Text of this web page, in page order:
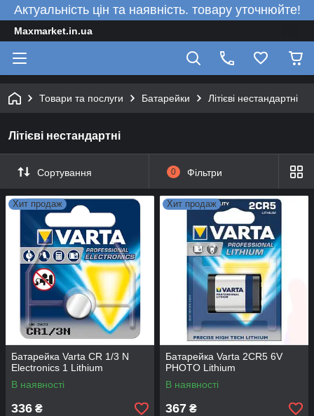
Актуальність цін та наявність. товару уточнюйте!
Maxmarket.in.ua
Товари та послуги Батарейки Літієві нестандартні
Літієві нестандартні
Сортування 0 Фільтри
Хит продаж
Батарейка Varta CR 1/3 N
Electronics 1 Lithium
В наявності
336 ₴
Хит продаж
Батарейка Varta 2CR5 6V
PHOTO Lithium
В наявності
367 ₴